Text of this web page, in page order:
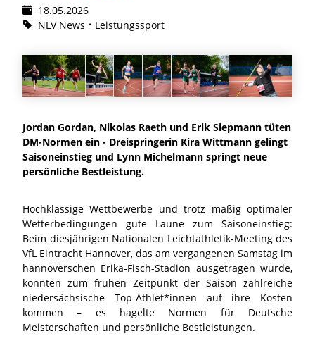
18.05.2026
NLV News
Leistungssport
Jordan Gordan, Nikolas Raeth und Erik Siepmann tüten
DM-Normen ein - Dreispringerin Kira Wittmann gelingt
Saisoneinstieg und Lynn Michelmann springt neue
persönliche Bestleistung.
Hochklassige Wettbewerbe und trotz mäßig optimaler
Wetterbedingungen gute Laune zum Saisoneinstieg:
Beim diesjährigen Nationalen Leichtathletik-Meeting des
VfL Eintracht Hannover, das am vergangenen Samstag im
hannoverschen Erika-Fisch-Stadion ausgetragen wurde,
konnten zum frühen Zeitpunkt der Saison zahlreiche
niedersächsische Top-Athlet*innen auf ihre Kosten
kommen – es hagelte Normen für Deutsche
Meisterschaften und persönliche Bestleistungen.